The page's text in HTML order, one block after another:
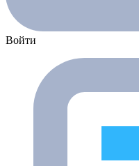
Войти